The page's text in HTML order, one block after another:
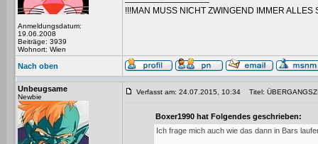
Anmeldungsdatum:
19.06.2008
Beiträge: 3939
Wohnort: Wien
!!!MAN MUSS NICHT ZWINGEND IMMER
Nach oben
Unbeugsame
Newbie
Verfasst am: 24.07.2015, 10:34 Titel:
Boxer1990 hat Folgendes geschrieben:
Ich frage mich auch wie das dann in Bars